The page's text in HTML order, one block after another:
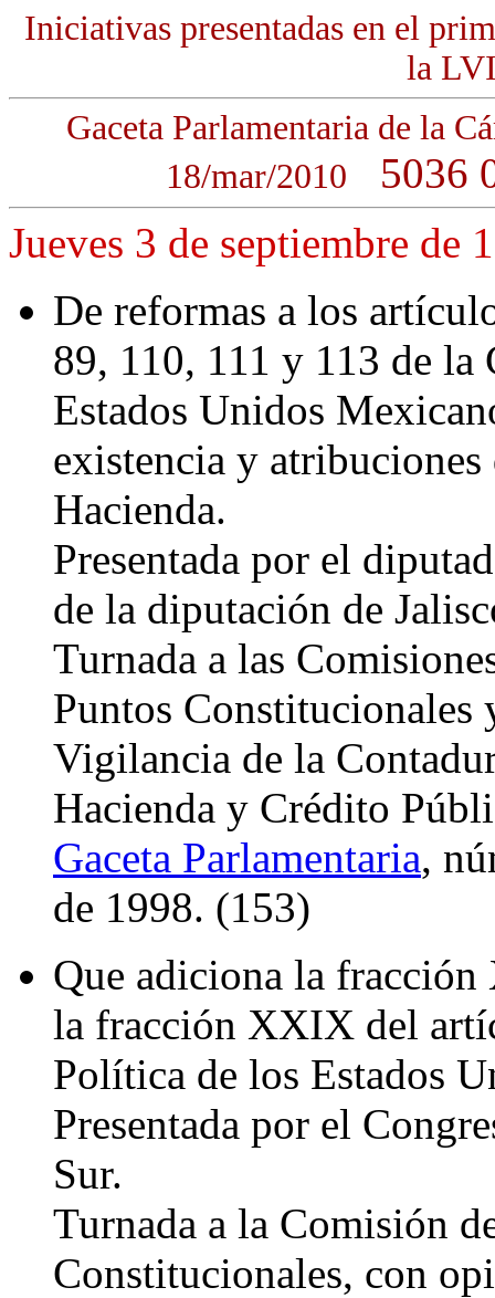
Iniciativas presentadas en el
la
Gaceta Parlamentaria de
18/mar/2010
5036
Jueves 3 de septiembre de
De reformas a los
89, 110, 111 y 113 de
Estados Unidos
existencia y
Hacienda.
Presentada por el
de la diputación de
Turnada a las
Puntos Constitucionales
Vigilancia de la
Hacienda y Crédito
Gaceta Parlamentaria,
de 1998. (153)
Que adiciona la
la fracción XXIX del
Política de los Estados
Presentada por el
Sur.
Turnada a la Comisión
Constitucionales, con